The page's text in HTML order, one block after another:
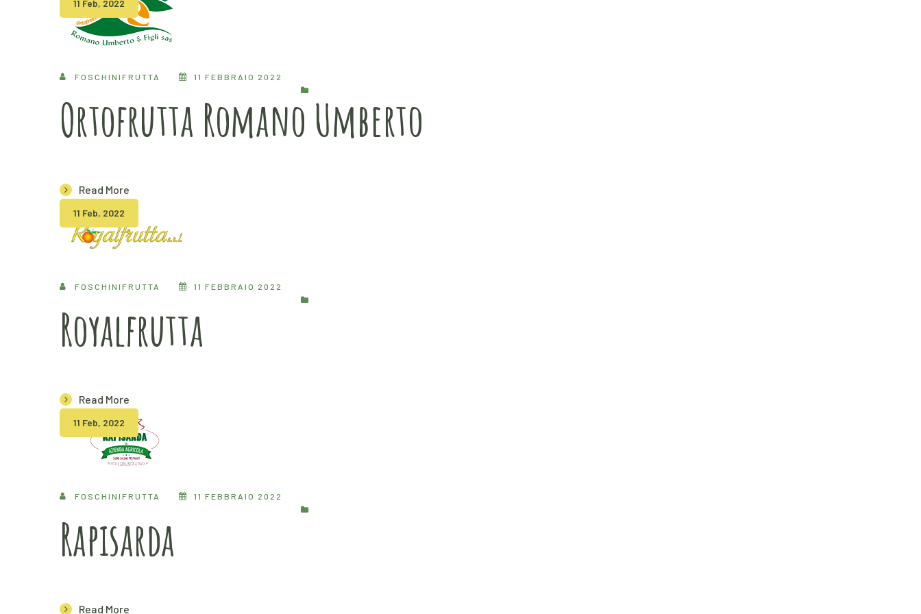
11 Feb, 2022
FOSCHINIFRUTTA 11 FEBBRAIO 2022
Ortofrutta Romano Umberto
Read More
11 Feb, 2022
FOSCHINIFRUTTA 11 FEBBRAIO 2022
Royalfrutta
Read More
11 Feb, 2022
FOSCHINIFRUTTA 11 FEBBRAIO 2022
Rapisarda
Read More